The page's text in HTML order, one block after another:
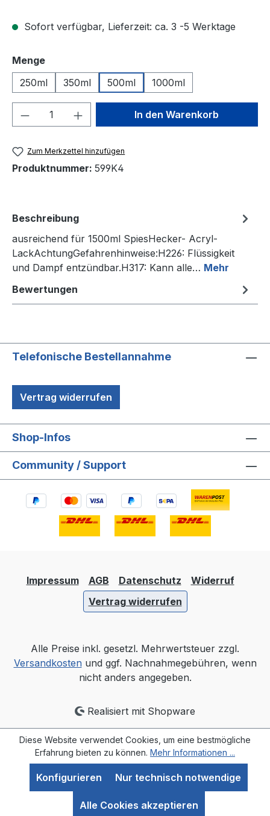
Sofort verfügbar, Lieferzeit: ca. 3 -5 Werktage
Mengeauswählen
250ml
350ml 500ml 1000ml
Produkt Anzahl: Gib denIn den Warenkorb
Zum Merkzettel hinzufügen
Produktnummer: 599K4
Beschreibung
ausreichend für 1500ml SpiesHecker- Acryl-
LackAchtungGefahrenhinweise:H226: Flüssigkeit
und Dampf entzündbar.H317: Kann alle… Mehr
Bewertungen
Telefonische Bestellannahme
Vertrag widerrufen
Shop-Infos
Community / Support
Impressum AGB Datenschutz
Widerruf
Vertrag widerrufen
Alle Preise inkl. gesetzl. Mehrwertsteuer zzgl.
Versandkostenund ggf. Nachnahmegebühren, wenn
nicht anders angegeben.
Realisiert mit Shopware
Diese Website verwendet Cookies, um eine bestmögliche
Erfahrung bieten zu können. Mehr Informationen ...
Nur technisch notwendige
Konfigurieren
Alle Cookies akzeptieren